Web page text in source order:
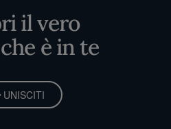
il vero
è in te
UNISCITI